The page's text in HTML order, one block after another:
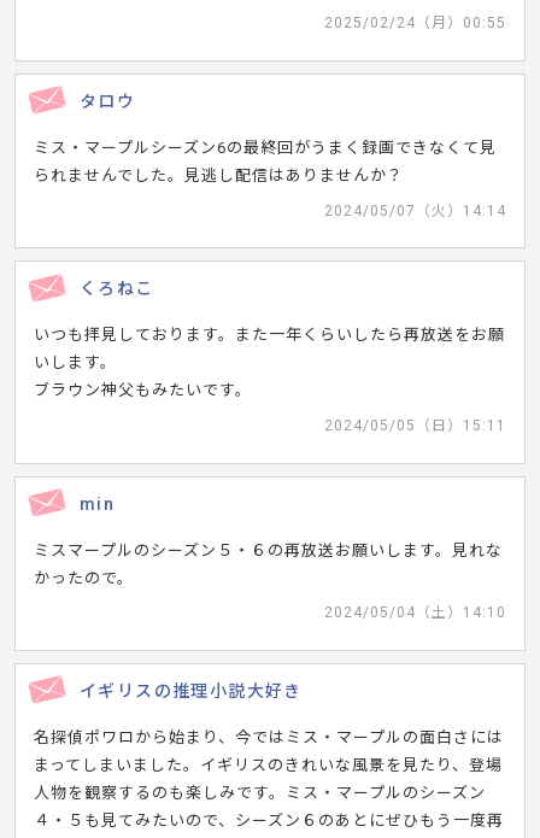
2025/02/24（月）00:55
タロウ
ミス・マープルシーズン6の最終回がうまく録画できなくて見
られませんでした。見逃し配信はありませんか？
2024/05/07（火）14:14
くろねこ
いつも拝見しております。また一年くらいしたら再放送をお願
いします。
ブラウン神父もみたいです。
2024/05/05（日）15:11
min
ミスマープルのシーズン５・６の再放送お願いします。見れな
かったので。
2024/05/04（土）14:10
イギリスの推理小説大好き
名探偵ポワロから始まり、今ではミス・マープルの面白さには
まってしまいました。イギリスのきれいな風景を見たり、登場
人物を観察するのも楽しみです。ミス・マープルのシーズン
４・５も見てみたいので、シーズン６のあとにぜひもう一度再